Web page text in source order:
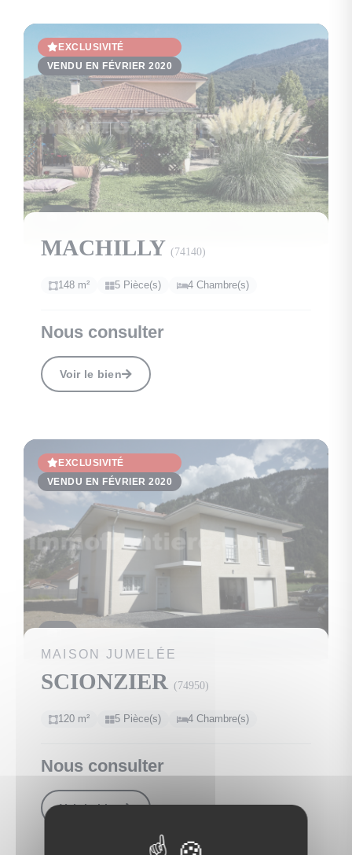
EXCLUSIVITÉ
VENDU EN FÉVRIER 2020
MACHILLY (74140)
148 m² 5 Pièce(s) 4 Chambre(s)
Nous consulter
Voir le bien
EXCLUSIVITÉ
VENDU EN FÉVRIER 2020
MAISON JUMELÉE
SCIONZIER (74950)
120 m² 5 Pièce(s) 4 Chambre(s)
Nous consulter
Voir le bien